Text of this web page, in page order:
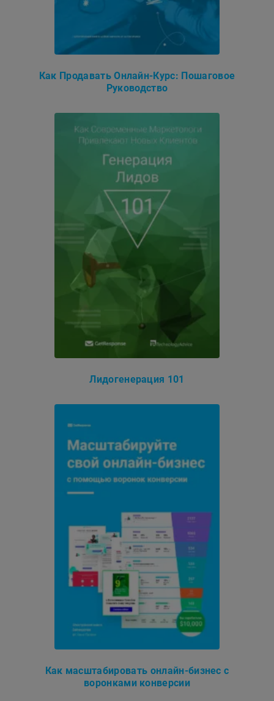
Как Продавать Онлайн-Курс: Пошаговое
Руководство
Лидогенерация 101
Как масштабировать онлайн-бизнес с
воронками конверсии